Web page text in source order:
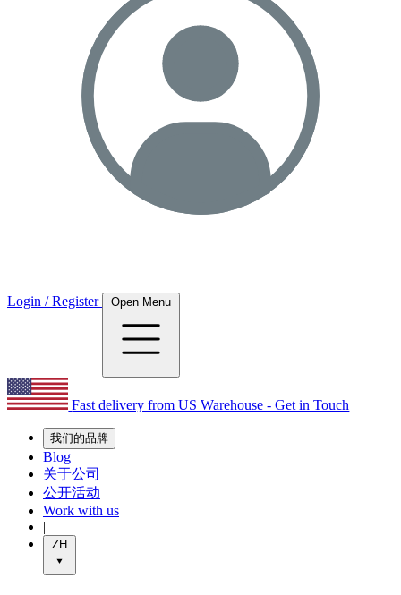
Login / Register Open Menu
Fast delivery from US Warehouse - Get in Touch
我们的品牌
Blog
关于公司
公开活动
Work with us
|
ZH